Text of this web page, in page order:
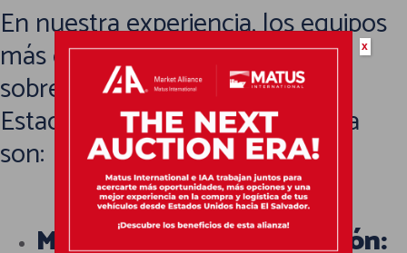
En nuestra experiencia, los equipos
más comunes que viajan como
sobredimensionados desde
Estados Unidos a Centroamérica
son:
Maquinaria de construcción:
x